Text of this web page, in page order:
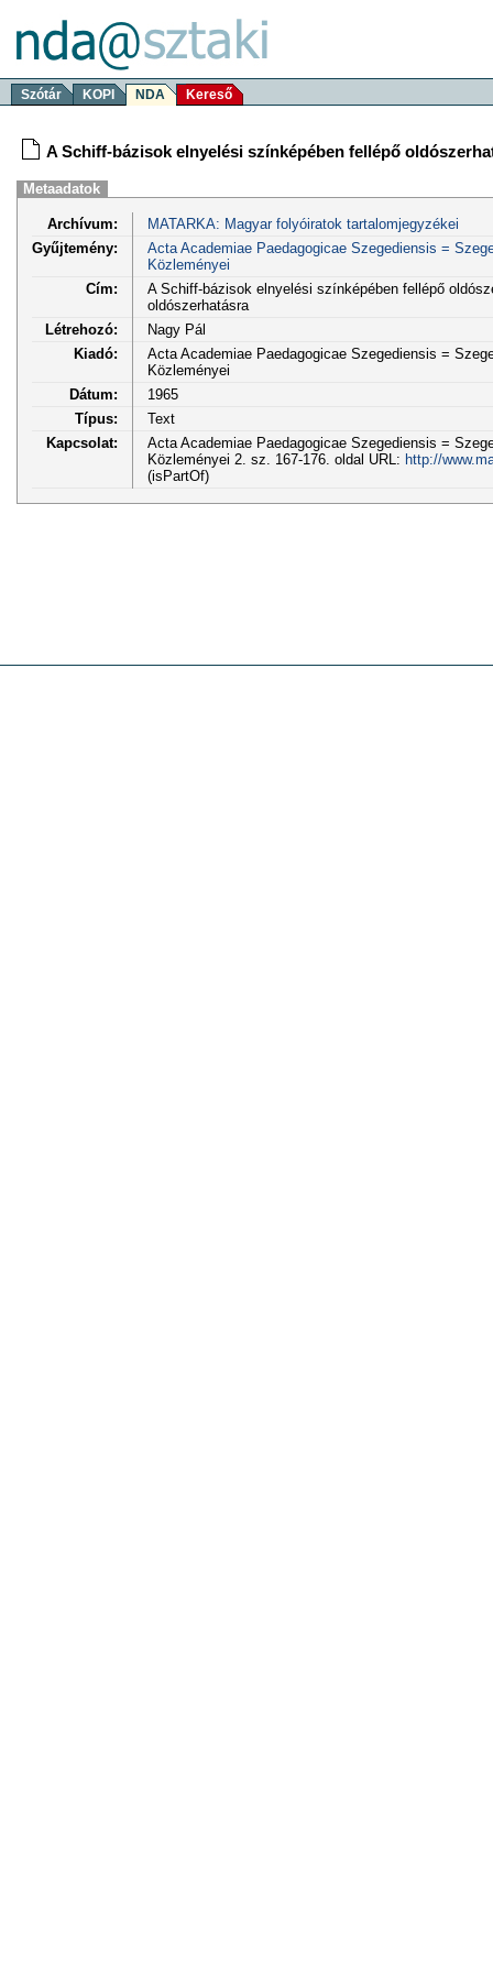
Szótár KOPI NDA Kereső
A Schiff-bázisok elnyelési színképében fellépő
Metaadatok
Archívum:
MATARKA: Magyar folyóiratok tartalomjegyzékei
Gyűjtemény:
Acta Academiae Paedagogicae Szegediensis =
Közleményei
Cím:
A Schiff-bázisok elnyelési színképében fellépő
oldószerhatásra
Létrehozó:
Nagy Pál
Kiadó:
Acta Academiae Paedagogicae Szegediensis =
Közleményei
Dátum:
1965
Típus:
Text
Kapcsolat:
Acta Academiae Paedagogicae Szegediensis =
Közleményei 2. sz. 167-176. oldal URL: http://
(isPartOf)